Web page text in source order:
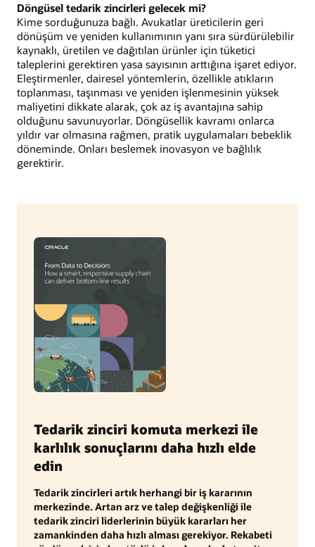
Döngüsel tedarik zincirleri gelecek mi?
Kime sorduğunuza bağlı. Avukatlar üreticilerin geri
dönüşüm ve yeniden kullanımının yanı sıra sürdürülebilir
kaynaklı, üretilen ve dağıtılan ürünler için tüketici
taleplerini gerektiren yasa sayısının arttığına işaret ediyor.
Eleştirmenler, dairesel yöntemlerin, özellikle atıkların
toplanması, taşınması ve yeniden işlenmesinin yüksek
maliyetini dikkate alarak, çok az iş avantajına sahip
olduğunu savunuyorlar. Döngüsellik kavramı onlarca
yıldır var olmasına rağmen, pratik uygulamaları bebeklik
döneminde. Onları beslemek inovasyon ve bağlılık
gerektirir.
Tedarik zinciri komuta merkezi ile
karlılık sonuçlarını daha hızlı elde
edin
Tedarik zincirleri artık herhangi bir iş kararının
merkezinde. Artan arz ve talep değişkenliği ile
tedarik zinciri liderlerinin büyük kararları her
zamankinden daha hızlı alması gerekiyor. Rekabeti